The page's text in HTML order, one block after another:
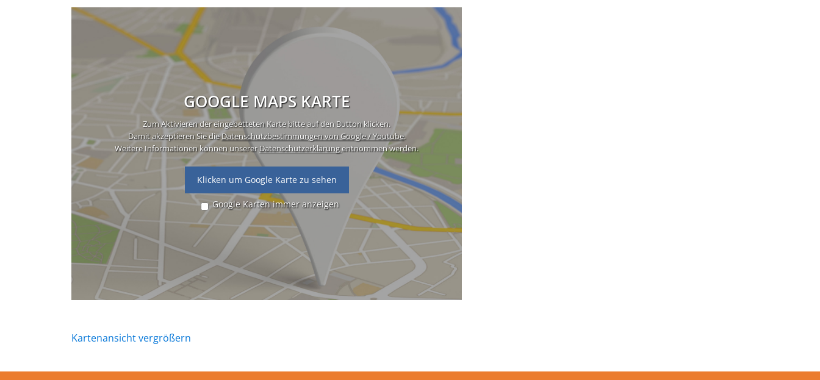
GOOGLE MAPS KARTE
Zum Aktivieren der eingebetteten Karte bitte auf den Button klicken.
Damit akzeptieren Sie dieDatenschutzbestimmungen von Google / Youtube.
Weitere Informationen können unsererDatenschutzerklärungentnommen werden.
Klicken um Google Karte zu sehen
Google Karten immer anzeigen
Kartenansicht vergrößern